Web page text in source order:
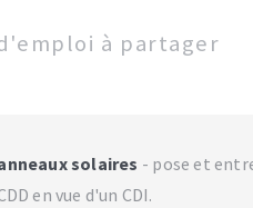
à partager
solaires - pose et
en vue d'un CDI.